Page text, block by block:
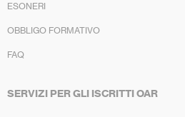
ESONERI
OBBLIGO FORMATIVO
FAQ
SERVIZI PER GLI ISCRITTI OAR